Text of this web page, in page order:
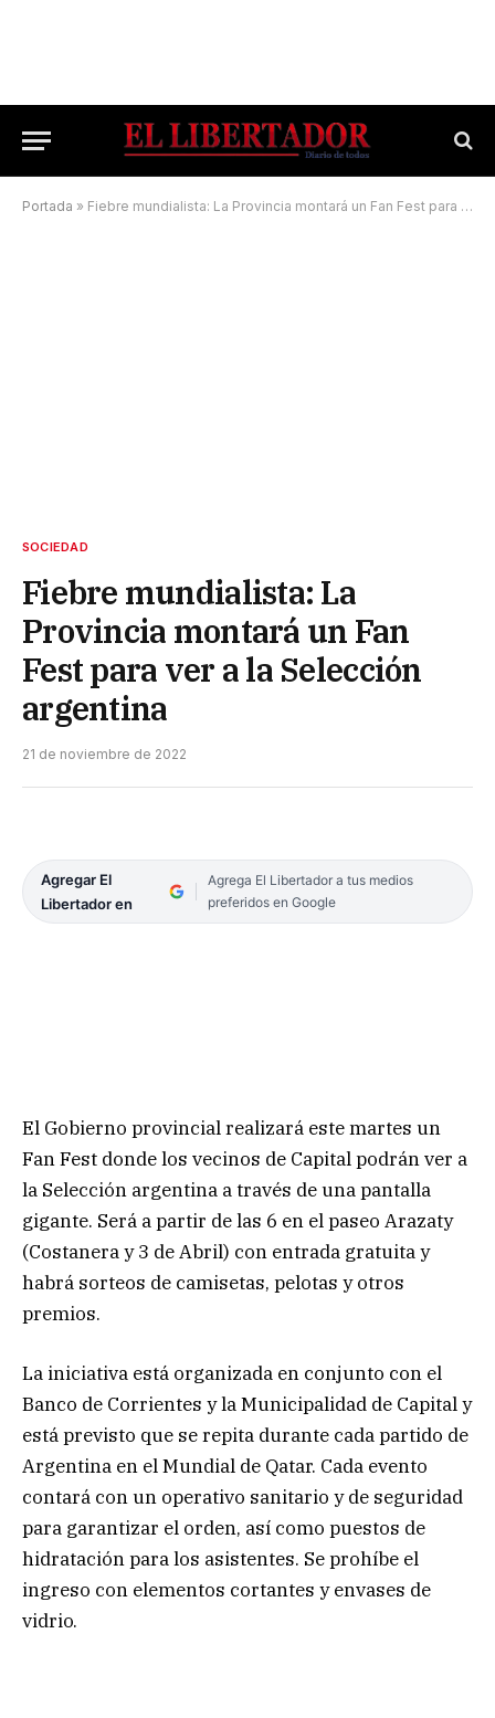
Portada » Fiebre mundialista: La Provincia montará un Fan Fest para ver a la Selección argentina
SOCIEDAD
Fiebre mundialista: La
Provincia montará un Fan
Fest para ver a la Selección
argentina
21 de noviembre de 2022
Agregar El
Libertador en
Agrega El Libertador a tus medios
preferidos en Google
El Gobierno provincial realizará este martes un
Fan Fest donde los vecinos de Capital podrán ver a
la Selección argentina a través de una pantalla
gigante. Será a partir de las 6 en el paseo Arazaty
(Costanera y 3 de Abril) con entrada gratuita y
habrá sorteos de camisetas, pelotas y otros
premios.
La iniciativa está organizada en conjunto con el
Banco de Corrientes y la Municipalidad de Capital y
está previsto que se repita durante cada partido de
Argentina en el Mundial de Qatar. Cada evento
contará con un operativo sanitario y de seguridad
para garantizar el orden, así como puestos de
hidratación para los asistentes. Se prohíbe el
ingreso con elementos cortantes y envases de
vidrio.